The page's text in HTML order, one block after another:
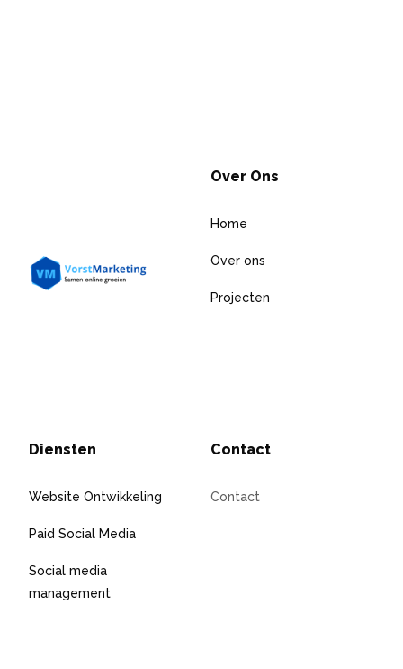
Over Ons
Home
Over ons
Projecten
Diensten
Website Ontwikkeling
Paid Social Media
Social media
management
Contact
Contact